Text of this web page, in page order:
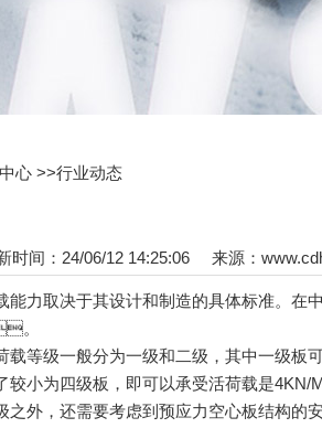
心 >>行业动态
间：24/06/12 14:25:06 来源：
取决于其设计和制造的具体标准。在
。
级一般分为一级和二级，其中一级
了较小为四级板，即可以承受活荷载是
，还需要考虑到预应力空心板结构的安全